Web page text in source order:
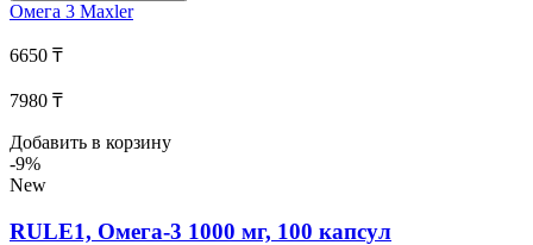
Омега 3 Maxler
6650 ₸
7980 ₸
Добавить в корзину
-9%
New
RULE1, Омега-3 1000 мг, 100 капсул